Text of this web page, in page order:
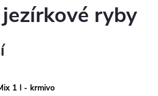
ryby
1 l - krmivo